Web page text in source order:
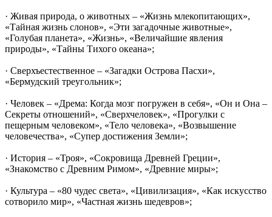
· Живая природа, о животных – «Жизнь млекопитающих»,
«Тайная жизнь слонов», «Эти загадочные животные»,
«Голубая планета», «Жизнь», «Величайшие явления
природы», «Тайны Тихого океана»;
· Сверхъестественное – «Загадки Острова Пасхи»,
«Бермудский треугольник»;
· Человек – «Дрема: Когда мозг погружен в себя», «Он и Она –
Секреты отношений», «Сверхчеловек», «Прогулки с
пещерным человеком», «Тело человека», «Возвышение
человечества», «Супер достижения Земли»;
· История – «Троя», «Сокровища Древней Греции»,
«Знакомство с Древним Римом», «Древние миры»;
· Культура – «80 чудес света», «Цивилизация», «Как искусство
сотворило мир», «Частная жизнь шедевров»;